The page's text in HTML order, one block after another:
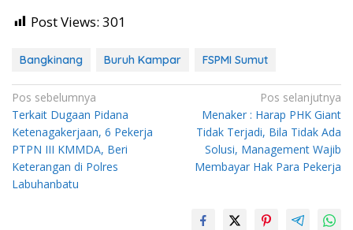
Post Views: 301
Bangkinang Buruh Kampar FSPMI Sumut
Navigasi
pos
Pos sebelumnya
Terkait Dugaan Pidana
Ketenagakerjaan, 6 Pekerja
PTPN III KMMDA, Beri
Keterangan di Polres
Labuhanbatu
Pos selanjutnya
Menaker : Harap PHK Giant
Tidak Terjadi, Bila Tidak Ada
Solusi, Management Wajib
Membayar Hak Para Pekerja